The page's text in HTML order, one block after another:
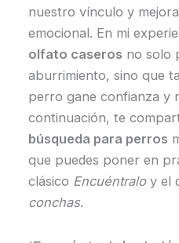
nuestro vínculo y
emocional. En mi
olfato caseros no solo
aburrimiento, sino que
perro gane confianza y
continuación, te
búsqueda para perros
que puedes poner en
clásico Encuéntraloy el
conchas.